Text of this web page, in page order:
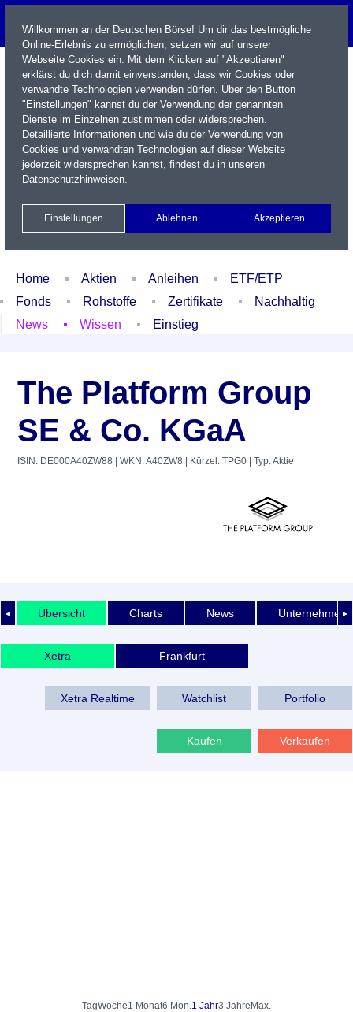
Name / WKN / ISIN / Kürzel
Xetra Realtime
Watchlist Portfolio Login
Home Aktien Anleihen
ETF/ETP
Fonds
Rohstoffe Zertifikate
Nachhaltig
News
Wissen Einstieg
The Platform Group
SE & Co. KGaA
ISIN: DE000A40ZW88 | WKN: A40ZW8 | Kürzel: TPG0 | Typ: Aktie
◄ ►
Übersicht Charts News
Xetra Frankfurt
Xetra Realtime Watchlist Portfolio
Kaufen Verkaufen
TagWoche1 Monat6 Mon.1 Jahr3 Jahre Max.
Willkommen an der Deutschen Börse! Um dir das bestmögliche
Online-Erlebnis zu ermöglichen, setzen wir auf unserer
Webseite Cookies ein. Mit dem Klicken auf "Akzeptieren"
erklärst du dich damit einverstanden, dass wir Cookies oder
verwandte Technologien verwenden dürfen. Über den Button
"Einstellungen" kannst du der Verwendung der genannten
Dienste im Einzelnen zustimmen oder widersprechen.
Detaillierte Informationen und wie du der Verwendung von
Cookies und verwandten Technologien auf dieser Website
jederzeit widersprechen kannst, findest du in unseren
Datenschutzhinweisen.
Einstellungen Ablehnen Akzeptieren